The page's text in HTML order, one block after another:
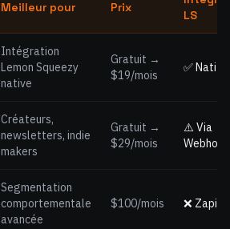
Meilleur pour Prix
LS
Intégration
Lemon Squeezy
native
Gratuit →
$19/mois
✅ Natif
Créateurs,
newsletters, indie
makers
Gratuit →
$29/mois
⚠️ Via
Segmentation
comportementale
avancée
$100/mois ❌ Zapier